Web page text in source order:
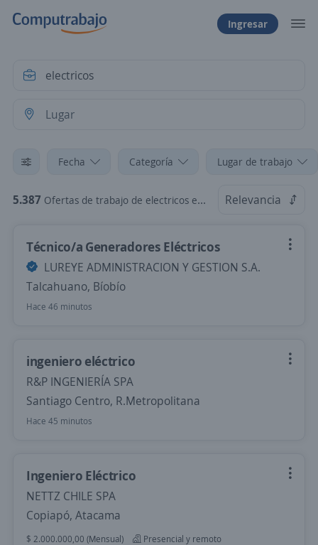
Ingresar
Fecha Categoría Lugar de trabajo
5.387 Ofertas de trabajo de electricos en Chile Relevancia
Técnico/a Generadores Eléctricos
LUREYE ADMINISTRACION Y GESTION S.A.
Talcahuano, Bíobío
Hace 46 minutos
ingeniero eléctrico
R&P INGENIERÍA SPA
Santiago Centro, R.Metropolitana
Hace 45 minutos
Ingeniero Eléctrico
NETTZ CHILE SPA
Copiapó, Atacama
$ 2.000.000,00 (Mensual)
Presencial y remoto